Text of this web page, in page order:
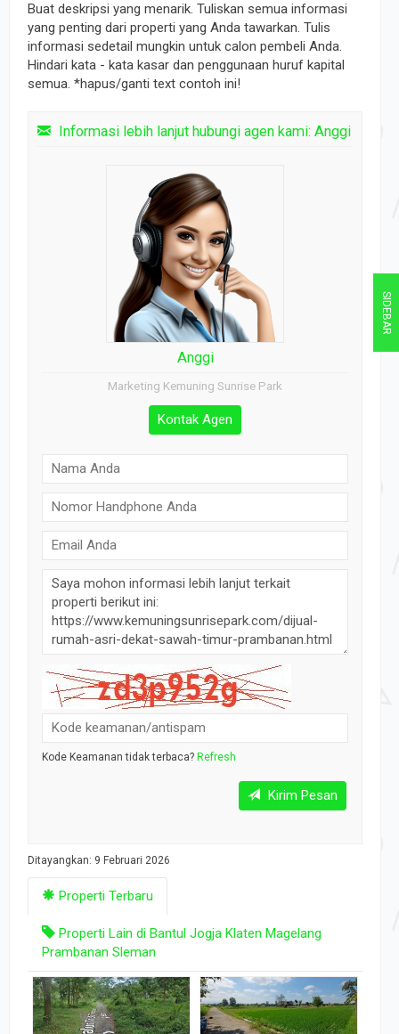
Buat deskripsi yang menarik. Tuliskan semua informasi
yang penting dari properti yang Anda tawarkan. Tulis
informasi sedetail mungkin untuk calon pembeli Anda.
Hindari kata - kata kasar dan penggunaan huruf kapital
semua. *hapus/ganti text contoh ini!
Informasi lebih lanjut hubungi agen kami: Anggi
Anggi
Marketing Kemuning Sunrise Park
Kontak Agen
Kode Keamanan tidak terbaca? Refresh
Kirim Pesan
Ditayangkan: 9 Februari 2026
Properti Terbaru
Properti Lain di Bantul Jogja Klaten Magelang
Prambanan Sleman
SIDEBAR